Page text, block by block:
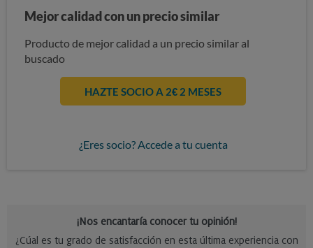
Mejor calidad con un precio similar
Producto de mejor calidad a un precio similar al
buscado
HAZTE SOCIO A 2€ 2 MESES
¿Eres socio? Accede a tu cuenta